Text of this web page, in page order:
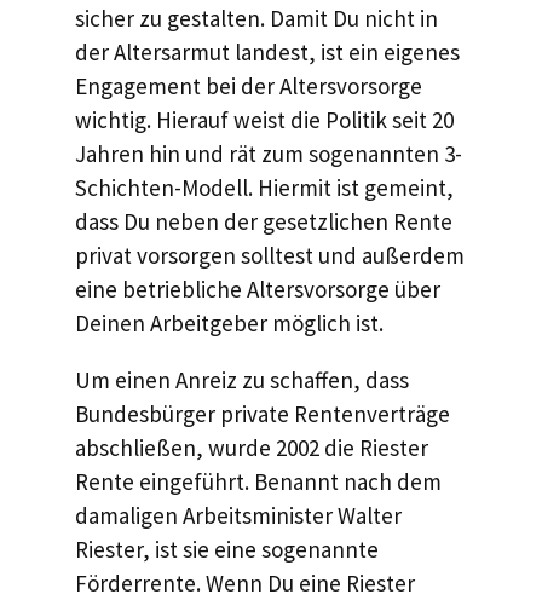
sicher zu gestalten. Damit Du nicht in
der Altersarmut landest, ist ein eigenes
Engagement bei der Altersvorsorge
wichtig. Hierauf weist die Politik seit 20
Jahren hin und rät zum sogenannten 3-
Schichten-Modell. Hiermit ist gemeint,
dass Du neben der gesetzlichen Rente
privat vorsorgen solltest und außerdem
eine betriebliche Altersvorsorge über
Deinen Arbeitgeber möglich ist.
Um einen Anreiz zu schaffen, dass
Bundesbürger private Rentenverträge
abschließen, wurde 2002 die Riester
Rente eingeführt. Benannt nach dem
damaligen Arbeitsminister Walter
Riester, ist sie eine sogenannte
Förderrente. Wenn Du eine Riester